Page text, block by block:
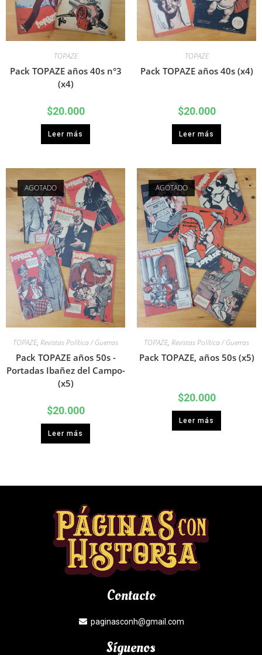
TOPAZE
Pack TOPAZE años 40s n°3
(x4)
$20.000
Leer más
TOPAZE
Pack TOPAZE años 40s (x4)
$20.000
Leer más
AGOTADO
TOPAZE, Revistas Política / Guerras
Pack TOPAZE años 50s -
Portadas Ibañez del Campo-
(x5)
$20.000
Leer más
AGOTADO
TOPAZE, Revistas Política / Guerras
Pack TOPAZE, años 50s (x5)
$20.000
Leer más
Contacto
paginasconh@gmail.com
Síguenos